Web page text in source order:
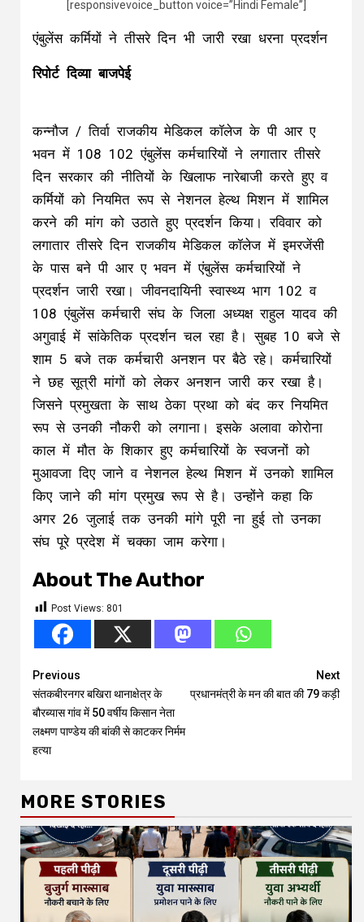
[responsivevoice_button voice=”Hindi Female”]
एंबुलेंस कर्मियों ने तीसरे दिन भी जारी रखा धरना प्रदर्शन
रिपोर्ट दिव्या बाजपेई
कन्नौज / तिर्वा राजकीय मेडिकल कॉलेज के पी आर ए
भवन में 108 102 एंबुलेंस कर्मचारियों ने लगातार तीसरे
दिन सरकार की नीतियों के खिलाफ नारेबाजी करते हुए व
कर्मियों को नियमित रूप से नेशनल हेल्थ मिशन में शामिल
करने की मांग को उठाते हुए प्रदर्शन किया। रविवार को
लगातार तीसरे दिन राजकीय मेडिकल कॉलेज में इमरजेंसी
के पास बने पी आर ए भवन में एंबुलेंस कर्मचारियों ने
प्रदर्शन जारी रखा। जीवनदायिनी स्वास्थ्य भाग 102 व
108 एंबुलेंस कर्मचारी संघ के जिला अध्यक्ष राहुल यादव की
अगुवाई में सांकेतिक प्रदर्शन चल रहा है। सुबह 10 बजे से
शाम 5 बजे तक कर्मचारी अनशन पर बैठे रहे। कर्मचारियों
ने छह सूत्री मांगों को लेकर अनशन जारी कर रखा है।
जिसने प्रमुखता के साथ ठेका प्रथा को बंद कर नियमित
रूप से उनकी नौकरी को लगाना। इसके अलावा कोरोना
काल में मौत के शिकार हुए कर्मचारियों के स्वजनों को
मुआवजा दिए जाने व नेशनल हेल्थ मिशन में उनको शामिल
किए जाने की मांग प्रमुख रूप से है। उन्होंने कहा कि
अगर 26 जुलाई तक उनकी मांगे पूरी ना हुई तो उनका
संघ पूरे प्रदेश में चक्का जाम करेगा।
About The Author
Post Views: 801
Continue
Reading
Previous
संतकबीरनगर बखिरा थानाक्षेत्र के
बौरब्यास गांव में 50 वर्षीय किसान नेता
लक्ष्मण पाण्डेय की बांकी से काटकर निर्मम
हत्या
Next
प्रधानमंत्री के मन की बात की 79 कड़ी
MORE STORIES